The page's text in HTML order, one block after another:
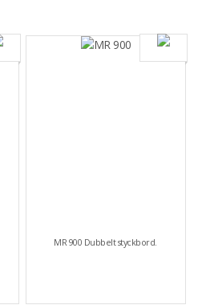
MR 900 Dubbelt styckbord.